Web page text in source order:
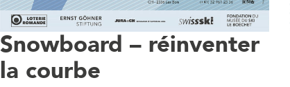
Snowboard – réinventer
la courbe